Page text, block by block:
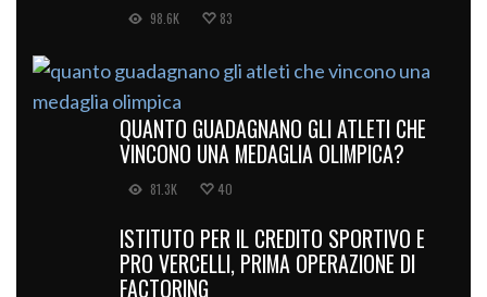
98.6K 83
QUANTO GUADAGNANO GLI ATLETI CHE
VINCONO UNA MEDAGLIA OLIMPICA?
81.3K 40
ISTITUTO PER IL CREDITO SPORTIVO E
PRO VERCELLI, PRIMA OPERAZIONE DI
FACTORING